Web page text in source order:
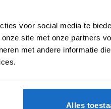
voor social media te
site met onze partners
met andere informatie
Alles
CONDOR FLIGHTS
Condor AXE Flight